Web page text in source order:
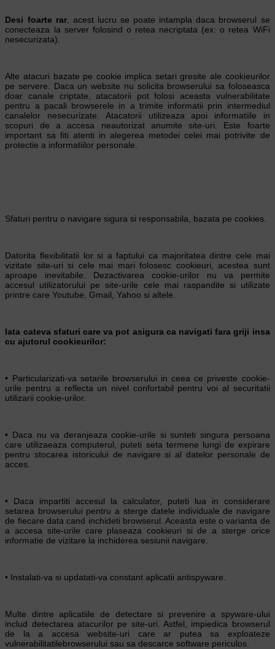
Desi foarte rar, acest lucru se poate intampla daca browserul se
conecteaza la server folosind o retea necriptata (ex: o retea WiFi
nesecurizata).
Alte atacuri bazate pe cookie implica setari gresite ale cookieurilor
pe servere. Daca un website nu solicita browserului sa foloseasca
doar canale criptate, atacatorii pot folosi aceasta vulnerabilitate
pentru a pacali browserele in a trimite informatii prin intermediul
canalelor nesecurizate. Atacatorii utilizeaza apoi informatiile in
scopuri de a accesa neautorizat anumite site-uri. Este foarte
important sa fiti atenti in alegerea metodei celei mai potrivite de
protectie a informatiilor personale.
Sfaturi pentru o navigare sigura si responsabila, bazata pe cookies.
Datorita flexibilitatii lor si a faptului ca majoritatea dintre cele mai
vizitate site-uri si cele mai mari folosesc cookieuri, acestea sunt
aproape inevitabile. Dezactivarea cookie-urilor nu va permite
accesul utilizatorului pe site-urile cele mai raspandite si utilizate
printre care Youtube, Gmail, Yahoo si altele.
Iata cateva sfaturi care va pot asigura ca navigati fara griji insa
cu ajutorul cookieurilor:
• Particularizati-va setarile browserului in ceea ce priveste cookie-
urile pentru a reflecta un nivel confortabil pentru voi al securitatii
utilizarii cookie-urilor.
• Daca nu va deranjeaza cookie-urile si sunteti singura persoana
care utilizaeaza computerul, puteti seta termene lungi de expirare
pentru stocarea istoricului de navigare si al datelor personale de
acces.
• Daca impartiti accesul la calculator, puteti lua in considerare
setarea browserului pentru a sterge datele individuale de navigare
de fiecare data cand inchideti browserul. Aceasta este o varianta de
a accesa site-urile care plaseaza cookieuri si de a sterge orice
informatie de vizitare la inchiderea sesiunii navigare.
• Instalati-va si updatati-va constant aplicatii antispyware.
Multe dintre aplicatiile de detectare si prevenire a spyware-ului
includ detectarea atacurilor pe site-uri. Astfel, impiedica browserul
de la a accesa website-uri care ar putea sa exploateze
vulnerabilitatilebrowserului sau sa descarce software periculos.